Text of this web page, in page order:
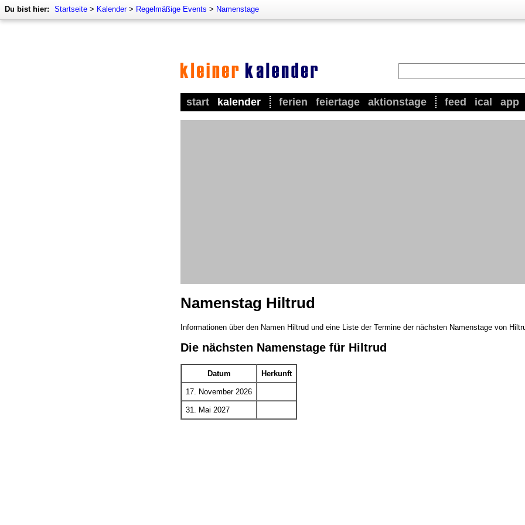
Du bist hier: Startseite > Kalender> Regelmäßige Events > Namenstage
start kalender ferien feiertage aktionstage feed ical app
Namenstag Hiltrud
Informationen über den Namen Hiltrud und eine Liste der Termine der nächsten Namenstage von
Die nächsten Namenstage für Hiltrud
Datum Herkunft
17. November 2026
31. Mai 2027